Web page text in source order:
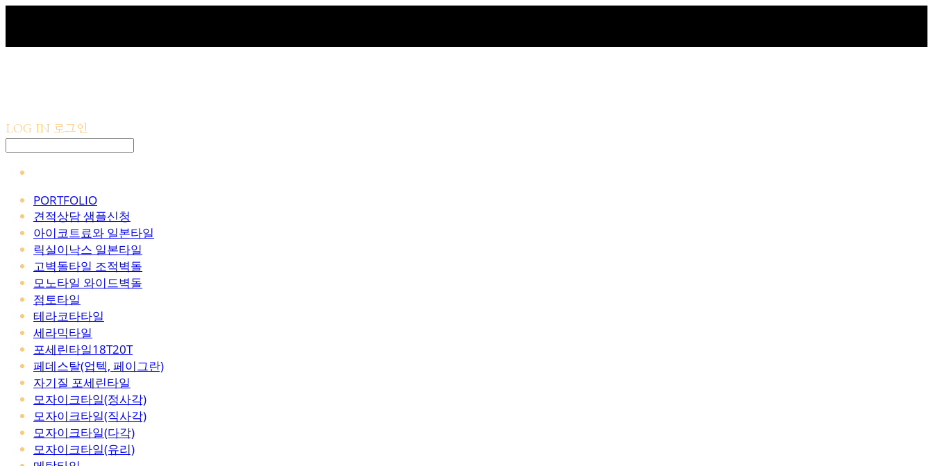
LOG IN 로그인
PORTFOLIO
견적상담 샘플신청
아이코트료와 일본타일
릭실이낙스 일본타일
고벽돌타일 조적벽돌
모노타일 와이드벽돌
점토타일
테라코타타일
세라믹타일
포세린타일18T20T
페데스탈(업텍, 페이그란)
자기질 포세린타일
모자이크타일(정사각)
모자이크타일(직사각)
모자이크타일(다각)
모자이크타일(유리)